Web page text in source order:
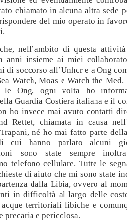
chiamato in alcuna altra sede
del mio operato in
nell’ambito di questa
anni insieme ai miei
di soccorso all’Unhcr e a Ong
Watch, Moas e Watch the
le Ong, ogni volta ho
Guardia Costiera italiana e il
ho invece mai avuto contatti
Rettet, chiamata in causa
né ho mai fatto parte
cui hanno parlato alcuni
sono state sempre
telefono cellulare. Tutte le
di aiuto che mi sono state
dalla Libia, ovvero al
in difficoltà al largo delle
territoriali libiche e
precaria e pericolosa.